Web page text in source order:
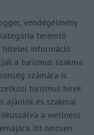
vendégélmény
teremtő
információ
a turizmus szakma
számára is.
turizmus hírek
ajánlók és szakmai
a wellness
Itt nincsen